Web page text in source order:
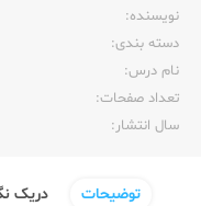
نویسنده:‌
دسته بندی:
نام درس:
تعداد صفحات:‌
سال انتشار:‌
توضیحات دریک